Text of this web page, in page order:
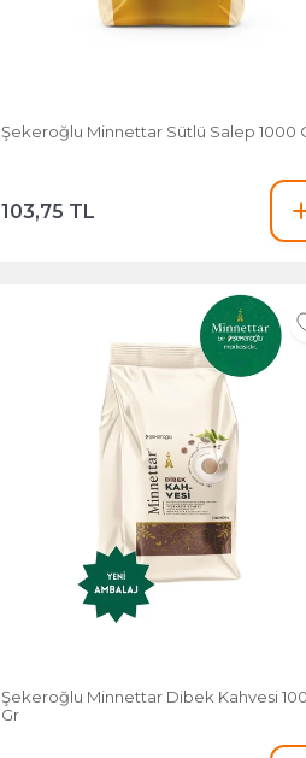
Şekeroğlu Minnettar Sütlü Salep 1000
103,75 TL
Şekeroğlu Minnettar Dibek Kahvesi
Gr